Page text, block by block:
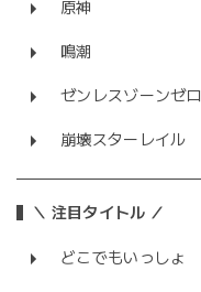
原神
鳴潮
ゼンレスゾーンゼロ
崩壊スターレイル
＼ 注目タイトル ／
どこでもいっしょ